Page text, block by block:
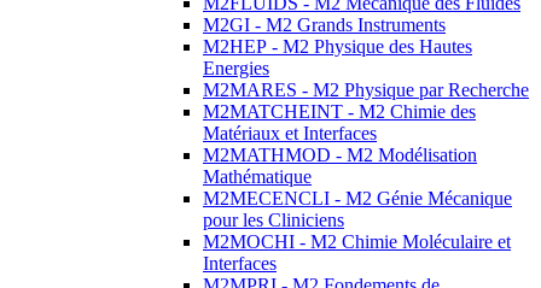
M2GI - M2 Grands Instruments
M2HEP - M2 Physique des Hautes
Energies
M2MARES - M2 Physique par Recherche
M2MATCHEINT - M2 Chimie des
Matériaux et Interfaces
M2MATHMOD - M2 Modélisation
Mathématique
M2MECENCLI - M2 Génie Mécanique
pour les Cliniciens
M2MOCHI - M2 Chimie Moléculaire et
Interfaces